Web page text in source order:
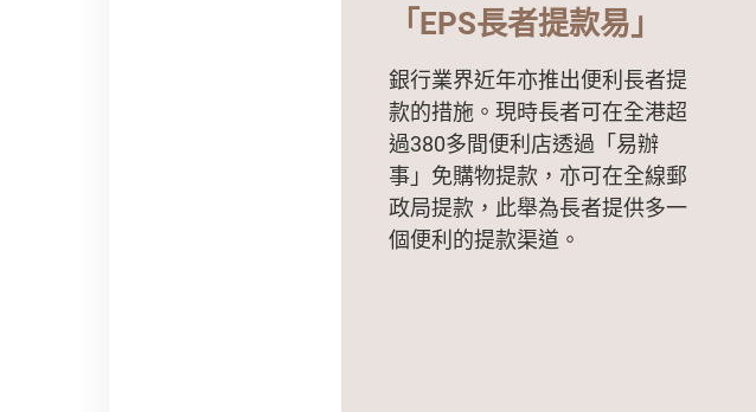
「EPS長者提款易」
銀行業界近年亦推出便利長者提
款的措施。現時長者可在全港超
過380多間便利店透過「易辦
事」免購物提款，亦可在全線郵
政局提款，此舉為長者提供多一
個便利的提款渠道。